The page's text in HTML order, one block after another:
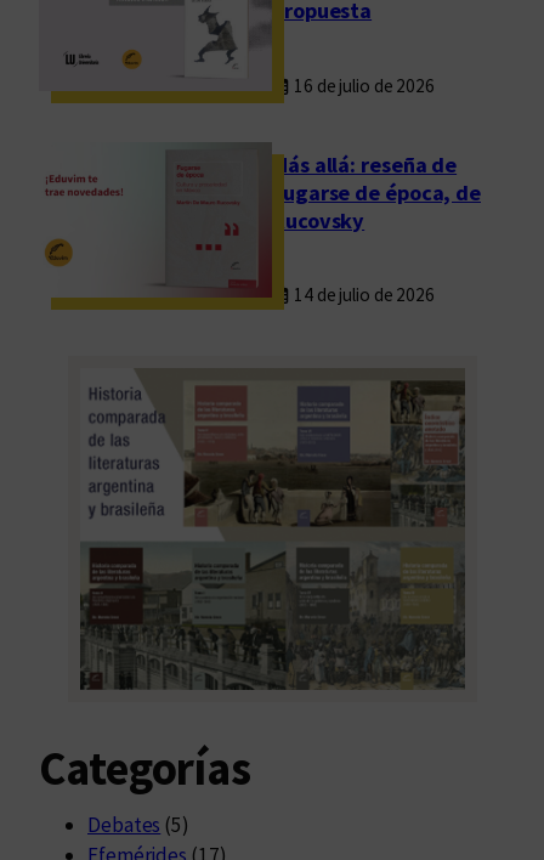
a
propuesta
16 de julio de 2026
Más allá: reseña de
Fugarse de época, de
Rucovsky
14 de julio de 2026
Categorías
Debates (5)